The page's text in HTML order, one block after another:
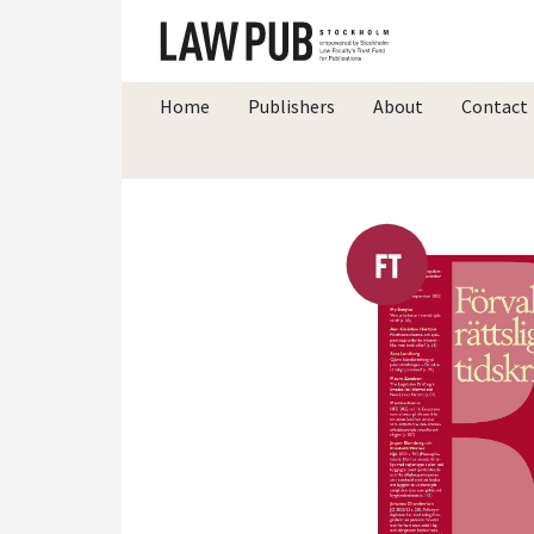
Home Publishers About Contact